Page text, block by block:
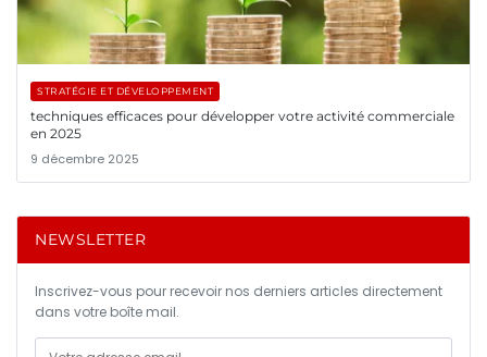
STRATÉGIE ET DÉVELOPPEMENT
techniques efficaces pour développer votre activité commerciale
en 2025
9 décembre 2025
NEWSLETTER
Inscrivez-vous pour recevoir nos derniers articles directement
dans votre boîte mail.